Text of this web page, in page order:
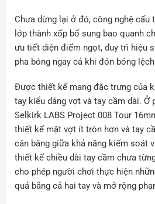
Chưa dừng lại ở đó, công nghệ cấu
lớp thành xốp bổ sung bao quanh
ưu tiết diện điểm ngọt, duy trì hiệu
pha bóng ngay cả khi đón bóng
Được thiết kế mang đặc trưng của
tay kiểu dáng vợt và tay cầm dài. Ở
Selkirk LABS Project 008 Tour
thiết kế mặt vợt ít tròn hơn và tay
cân bằng giữa khả năng kiểm soát
thiết kế chiều dài tay cầm chưa
cho phép người chơi thực hiện
quả bằng cả hai tay và mở rộng